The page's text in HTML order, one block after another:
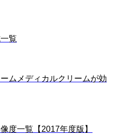
覧
ムメディカルクリームが効
度一覧【2017年度版】